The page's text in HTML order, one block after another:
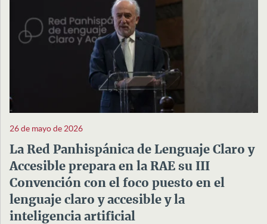
26 de mayo de 2026
La Red Panhispánica de Lenguaje Claro y
Accesible prepara en la RAE su III
Convención con el foco puesto en el
lenguaje claro y accesible y la
inteligencia artificial